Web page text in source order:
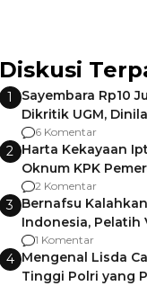
Diskusi
1
Sayembara Rp10
Dikritik UGM,
Gagalnya Negara
6 Komentar
2 Harta Kekayaan
Oknum KPK
Pemalang
2 Komentar
3 Bernafsu
Indonesia, Pelatih
Berencana Pakai
1 Komentar
4 Mengenal Lisda
Tinggi Polri yang